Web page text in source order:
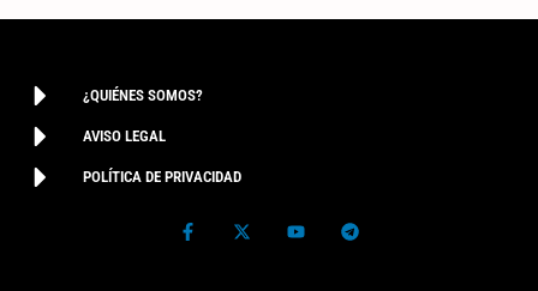
¿QUIÉNES SOMOS?
AVISO LEGAL
POLÍTICA DE PRIVACIDAD